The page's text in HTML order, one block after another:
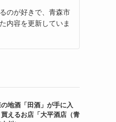
のが好きで、青森市
内容を更新していま
地酒「田酒」が手に入
えるお店「大平酒店（青